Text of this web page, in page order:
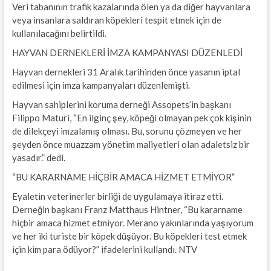
Veri tabanının trafik kazalarında ölen ya da diğer hayvanlara
veya insanlara saldıran köpekleri tespit etmek için de
kullanılacağını belirtildi.
HAYVAN DERNEKLERİ İMZA KAMPANYASI DÜZENLEDİ
Hayvan dernekleri 31 Aralık tarihinden önce yasanın iptal
edilmesi için imza kampanyaları düzenlemişti.
Hayvan sahiplerini koruma derneği Assopets’in başkanı
Filippo Maturi, “En ilginç şey, köpeği olmayan pek çok kişinin
de dilekçeyi imzalamış olması. Bu, sorunu çözmeyen ve her
şeyden önce muazzam yönetim maliyetleri olan adaletsiz bir
yasadır.” dedi.
“BU KARARNAME HİÇBİR AMACA HİZMET ETMİYOR”
Eyaletin veterinerler birliği de uygulamaya itiraz etti.
Derneğin başkanı Franz Matthaus Hintner, “Bu kararname
hiçbir amaca hizmet etmiyor. Merano yakınlarında yaşıyorum
ve her iki turiste bir köpek düşüyor. Bu köpekleri test etmek
için kim para ödüyor?” ifadelerini kullandı. NTV